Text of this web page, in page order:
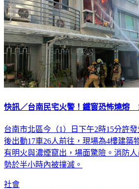
快訊／台南民宅火警！鐵窗恐怖燒熔
台南市北區今（1）日下午2時15分許
後出動17車26人前往，現場為4樓建築
有明火與濃煙竄出，場面驚險。消防
勢於半小時內被撲滅。
社會